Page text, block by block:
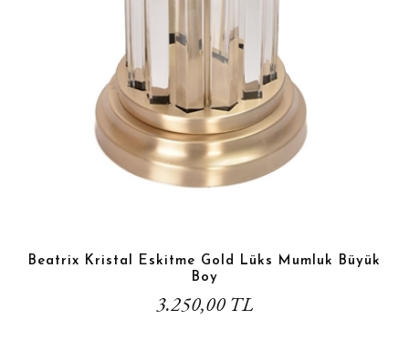
Beatrix Kristal Eskitme Gold Lüks Mumluk Büyük
Boy
3.250,00 TL